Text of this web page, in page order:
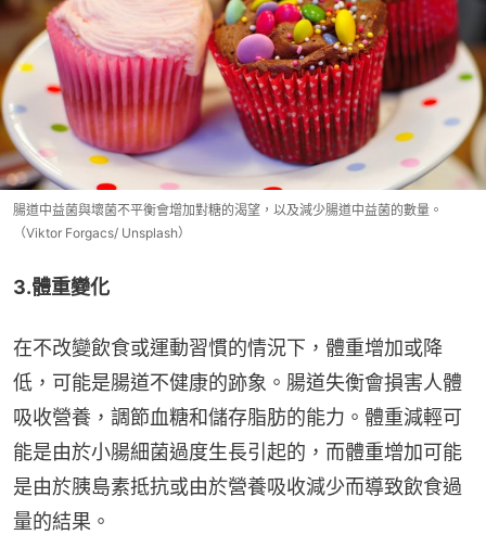
腸道中益菌與壞菌不平衡會增加對糖的渴望，以及減少腸道中益菌的數量。
（Viktor Forgacs/ Unsplash）
3.體重變化
在不改變飲食或運動習慣的情況下，體重增加或降
低，可能是腸道不健康的跡象。腸道失衡會損害人體
吸收營養，調節血糖和儲存脂肪的能力。體重減輕可
能是由於小腸細菌過度生長引起的，而體重增加可能
是由於胰島素抵抗或由於營養吸收減少而導致飲食過
量的結果。